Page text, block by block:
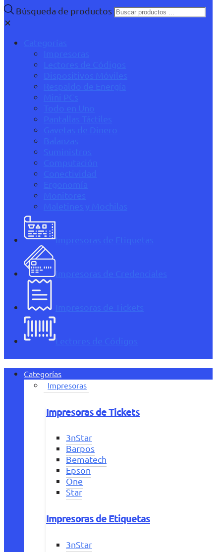
Búsqueda de productos
✕
Categorías
Impresoras
Lectores de Códigos
Dispositivos Móviles
Respaldo de Energía
Mini PCs
Todo en Uno
Pantallas Táctiles
Gavetas de Dinero
Balanzas
Suministros
Computación
Conectividad
Ergonomía
Monitores
Maletines y Mochilas
Impresoras de Etiquetas
Impresoras de Credenciales
Impresoras de Tickets
Lectores de Códigos
Categorías
Impresoras
Impresoras de Tickets
3nStar
Barpos
Bematech
Epson
One
Star
Impresoras de Etiquetas
3nStar